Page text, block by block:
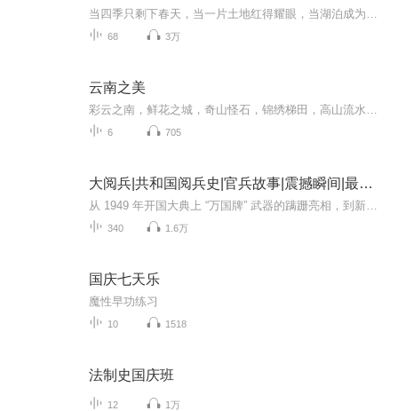
68 3万
云南之美
6 705
大阅兵|共和国阅兵史|官兵故事|震撼瞬间|最新装备
340 1.6万
国庆七天乐
魔性早功练习
10 1518
法制史国庆班
12 1万